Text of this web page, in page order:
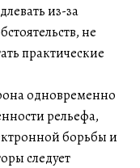
из-за
не
практические
одновременно
рельефа,
борьбы и
следует